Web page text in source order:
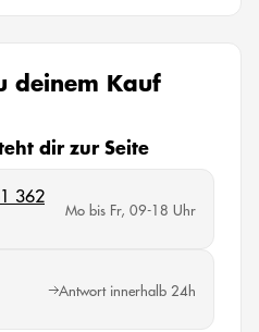
deinem Kauf
dir zur Seite
362
Mo bis Fr, 09-18 Uhr
Antwort innerhalb 24h